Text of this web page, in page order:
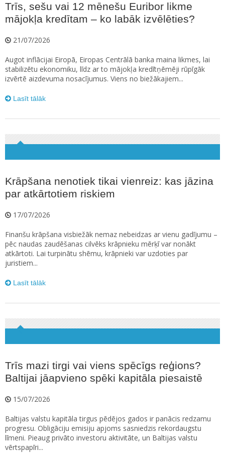
Trīs, sešu vai 12 mēnešu Euribor likme
mājokļa kredītam – ko labāk izvēlēties?
21/07/2026
Augot inflācijai Eiropā, Eiropas Centrālā banka maina likmes, lai
stabilizētu ekonomiku, līdz ar to mājokļa kredītņēmēji rūpīgāk
izvērtē aizdevuma nosacījumus. Viens no biežākajiem...
Lasīt tālāk
Krāpšana nenotiek tikai vienreiz: kas jāzina
par atkārtotiem riskiem
17/07/2026
Finanšu krāpšana visbiežāk nemaz nebeidzas ar vienu gadījumu –
pēc naudas zaudēšanas cilvēks krāpnieku mērķī var nonākt
atkārtoti. Lai turpinātu shēmu, krāpnieki var uzdoties par
juristiem...
Lasīt tālāk
Trīs mazi tirgi vai viens spēcīgs reģions?
Baltijai jāapvieno spēki kapitāla piesaistē
15/07/2026
Baltijas valstu kapitāla tirgus pēdējos gados ir panācis redzamu
progresu. Obligāciju emisiju apjoms sasniedzis rekordaugstu
līmeni. Pieaug privāto investoru aktivitāte, un Baltijas valstu
vērtspapīri...